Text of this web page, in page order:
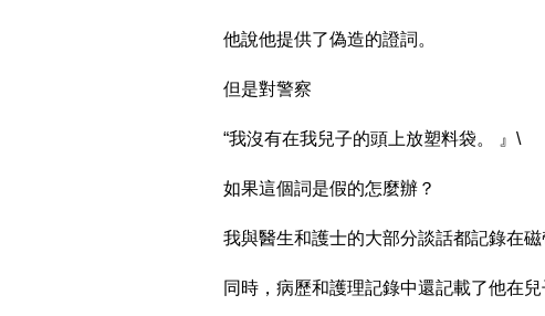
他說他提供了偽造的證詞。
但是對警察
“我沒有在我兒子的頭上放塑料袋。 』\
如果這個詞是假的怎麼辦？
我與醫生和護士的大部分談話都記錄在
同時，病歷和護理記錄中還記載了他在